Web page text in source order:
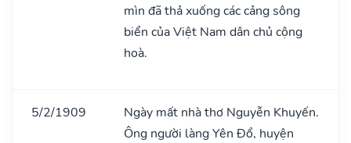
mìn đã thả xuống các cảng sông
biển của Việt Nam dân chủ cộng
hoà.
5/2/1909
Ngày mất nhà thơ Nguyễn Khuyến.
Ông người làng Yên Đổ, huyện